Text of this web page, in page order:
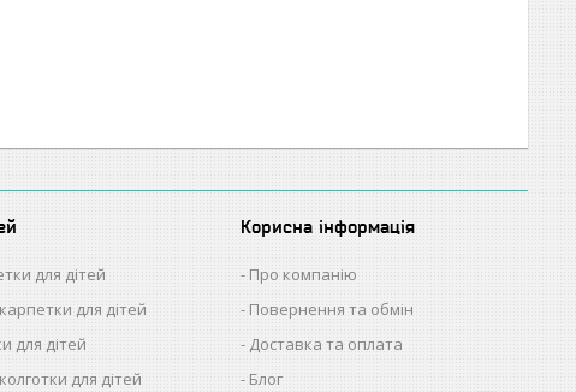
для дітей
для дітей
для дітей
для дітей
Корисна інформація
Про компанію
Повернення та обмін
Доставка та оплата
Блог